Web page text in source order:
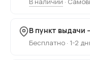
В пункт выдачи
Бесплатно · 1-2